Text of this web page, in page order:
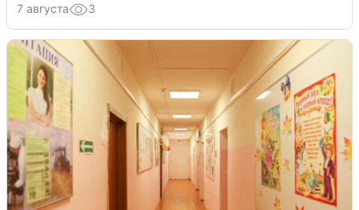
7 августа 3